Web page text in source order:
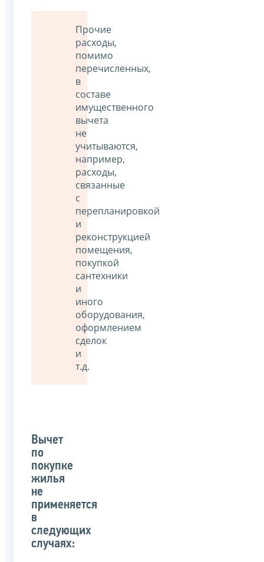
Прочие
расходы,
помимо
перечисленных,
в
составе
имущественного
вычета
не
учитываются,
например,
расходы,
связанные
с
перепланировкой
и
реконструкцией
помещения,
покупкой
сантехники
и
иного
оборудования,
оформлением
сделок
и
т.д.
Вычет
по
покупке
жилья
не
применяется
в
следующих
случаях: